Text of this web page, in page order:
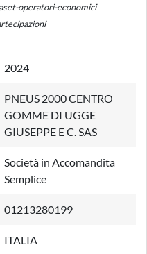
operatori-economici
2024
PNEUS 2000 CENTRO
GOMME DI UGGE
GIUSEPPE E C. SAS
Società in Accomandita
Semplice
01213280199
ITALIA